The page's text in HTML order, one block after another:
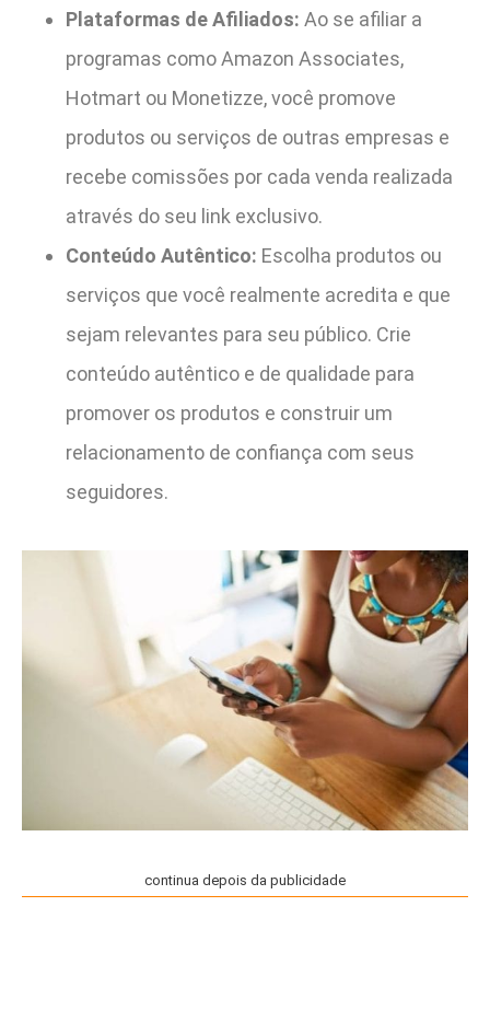
Plataformas de Afiliados: Ao se afiliar a
programas como Amazon Associates,
Hotmart ou Monetizze, você promove
produtos ou serviços de outras empresas e
recebe comissões por cada venda realizada
através do seu link exclusivo.
Conteúdo Autêntico: Escolha produtos ou
serviços que você realmente acredita e que
sejam relevantes para seu público. Crie
conteúdo autêntico e de qualidade para
promover os produtos e construir um
relacionamento de confiança com seus
seguidores.
continua depois da publicidade